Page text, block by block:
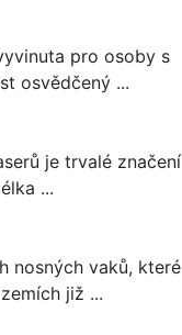
pro osoby s
osvědčený ...
je trvalé značení
...
nosných vaků, které
již ...